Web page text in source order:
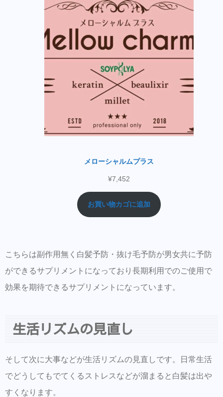
メローシャルムプラス
¥7,452
お買い物カゴに追加
こちらは副作用無く白髪予防・抜け毛予防が男女共に予防
ができるサプリメントになっており長期利用でのご使用で
効果を期待できるサプリメントになっています。
生活リズムの見直し
そして次に大事などが生活リズムの見直しです。日常生活
でどうしてもでてくるストレスなどが溜まると白髪は出や
すくなります。